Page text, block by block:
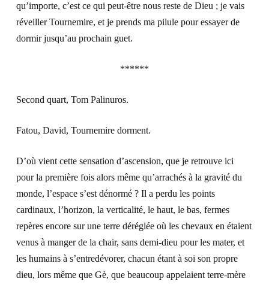
qu’importe, c’est ce qui peut-être nous reste de Dieu ; je vais
réveiller Tournemire, et je prends ma pilule pour essayer de
dormir jusqu’au prochain guet.
******
Second quart, Tom Palinuros.
Fatou, David, Tournemire dorment.
D’où vient cette sensation d’ascension, que je retrouve ici
pour la première fois alors même qu’arrachés à la gravité du
monde, l’espace s’est dénormé ? Il a perdu les points
cardinaux, l’horizon, la verticalité, le haut, le bas, fermes
repères encore sur une terre déréglée où les chevaux en étaient
venus à manger de la chair, sans demi-dieu pour les mater, et
les humains à s’entredévorer, chacun étant à soi son propre
dieu, lors même que Gè, que beaucoup appelaient terre-mère